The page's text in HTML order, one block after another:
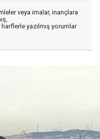
veya imalar, inançlara
yazılmış yorumlar